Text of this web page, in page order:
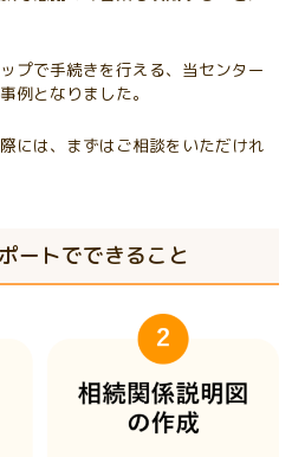
プで手続きを行える、当センター
例となりました。
には、まずはご相談をいただけれ
ートでできること